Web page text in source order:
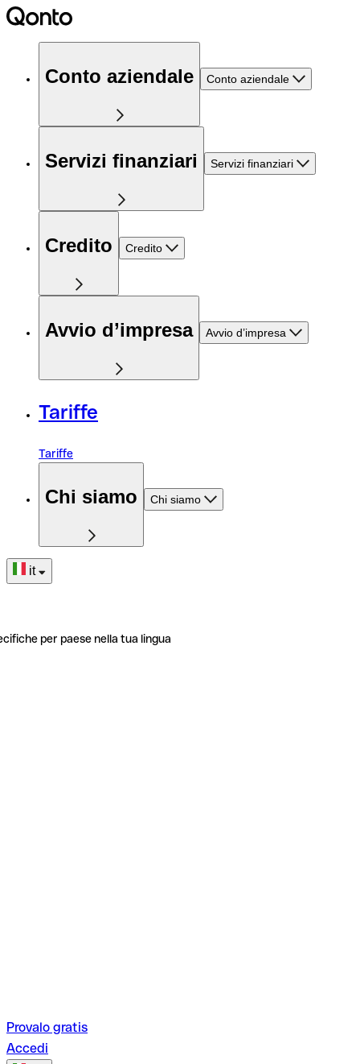
Conto aziendale Conto aziendale
Servizi finanziari Servizi finanziari
Credito Credito
Avvio d’impresa Avvio d’impresa
Tariffe
Tariffe
Chi siamo Chi siamo
it
per paese nella tua lingua
Provalo gratis
Accedi